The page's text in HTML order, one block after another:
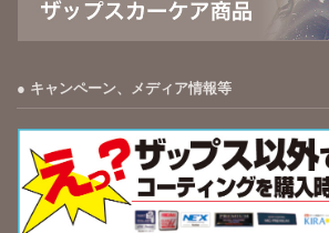
キャンペーン、メディア情報等